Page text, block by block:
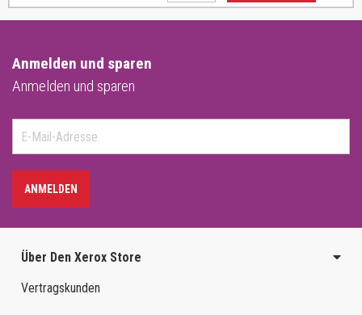
Anmelden und sparen
Anmelden und sparen
ANMELDEN
Über Den Xerox Store
Vertragskunden